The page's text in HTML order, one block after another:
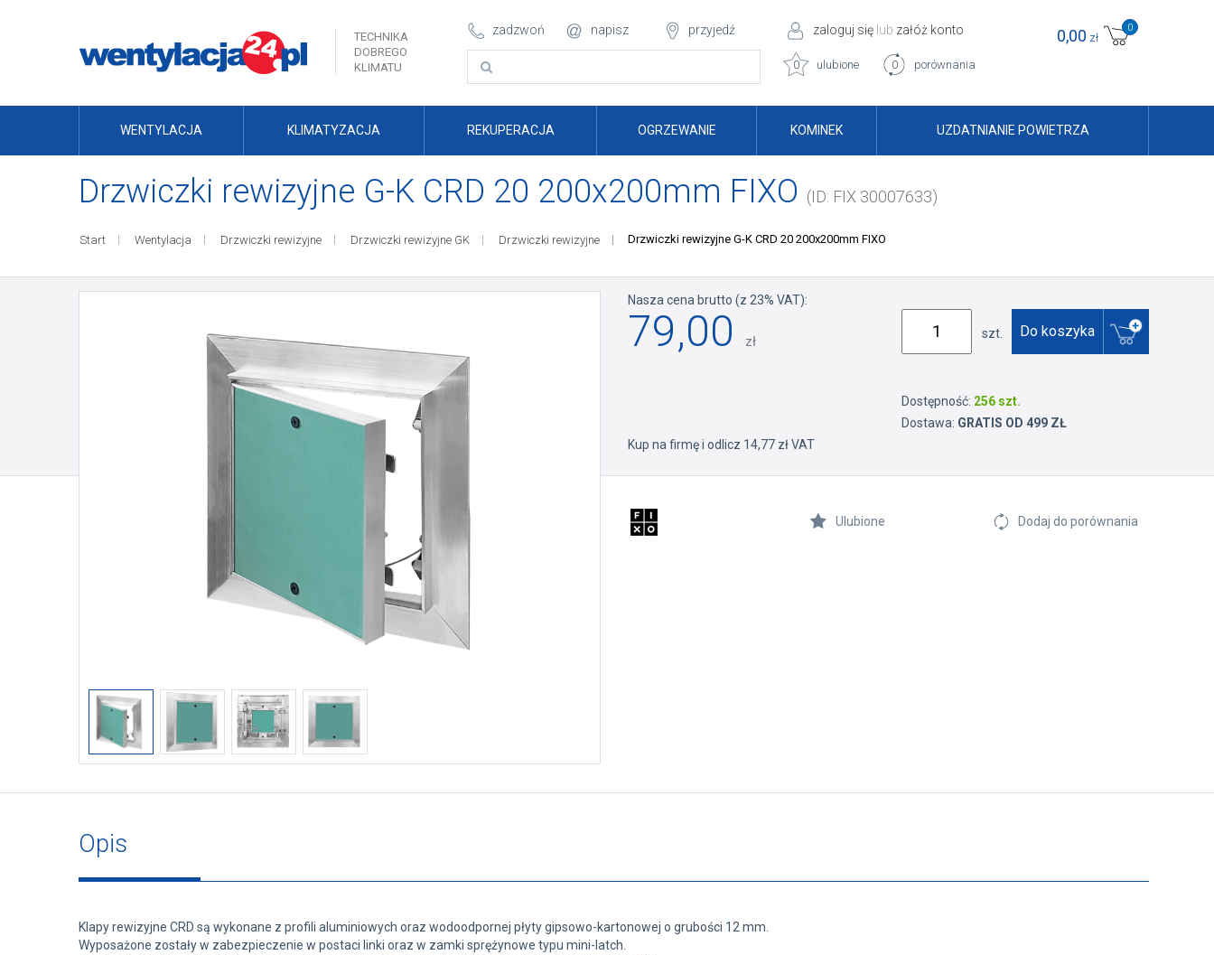
TECHNIKA
DOBREGO
KLIMATU
zadzwoń napisz przyjedź zaloguj się lub załóż konto
0 ulubione 0 porównania
0
0,00 zł
WENTYLACJA KLIMATYZACJA REKUPERACJA OGRZEWANIE KOMINEK UZDATNIANIE POWIETRZA
Drzwiczki rewizyjne G-K CRD 20 200x200mm FIXO (ID: FIX 30007633)
Start Wentylacja Drzwiczki rewizyjne Drzwiczki rewizyjne GK Drzwiczki rewizyjne Drzwiczki rewizyjne G-K CRD 20 200x200mm FIXO
Nasza cena brutto (z 23% VAT):
79,00 zł
Kup na firmę i odlicz 14,77 zł VAT
szt. Do koszyka
Dostępność: 256 szt.
Dostawa: GRATIS OD 499 ZŁ
Ulubione Dodaj do porównania
Opis
Klapy rewizyjne CRD są wykonane z profili aluminiowych oraz wodoodpornej płyty gipsowo-kartonowej o grubości 12 mm.
Wyposażone zostały w zabezpieczenie w postaci linki oraz w zamki sprężynowe typu mini-latch.